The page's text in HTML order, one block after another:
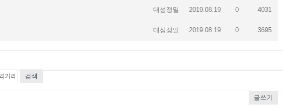
대성정밀 2019.08.19 0 4031
대성정밀 2019.08.19 0 3695
검색
글쓰기